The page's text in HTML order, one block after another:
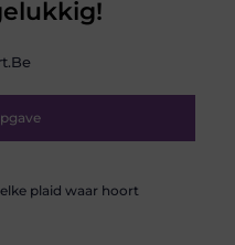
plaid waar hoort